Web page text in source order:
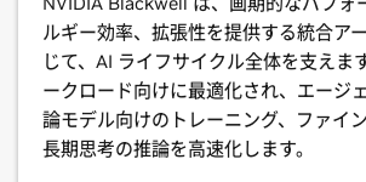
ルギー効率、拡張性を提供する統合ア
じて、AI ライフサイクル全体を支えま
ークロード向けに最適化され、エージ
論モデル向けのトレーニング、ファイ
長期思考の推論を高速化します。